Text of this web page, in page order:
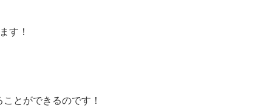
す！
とができるのです！